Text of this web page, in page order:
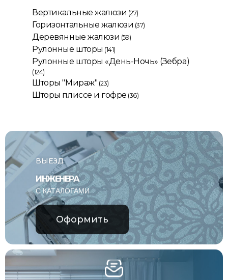
Вертикальные жалюзи (27)
Горизонтальные жалюзи (37)
Деревянные жалюзи (59)
Рулонные шторы (141)
Рулонные шторы «День-Ночь» (Зебра)
(124)
Шторы "Мираж" (23)
Шторы плиссе и гофре (36)
ВЫЕЗД
ИНЖЕНЕРА
С КАТАЛОГАМИ
Оформить